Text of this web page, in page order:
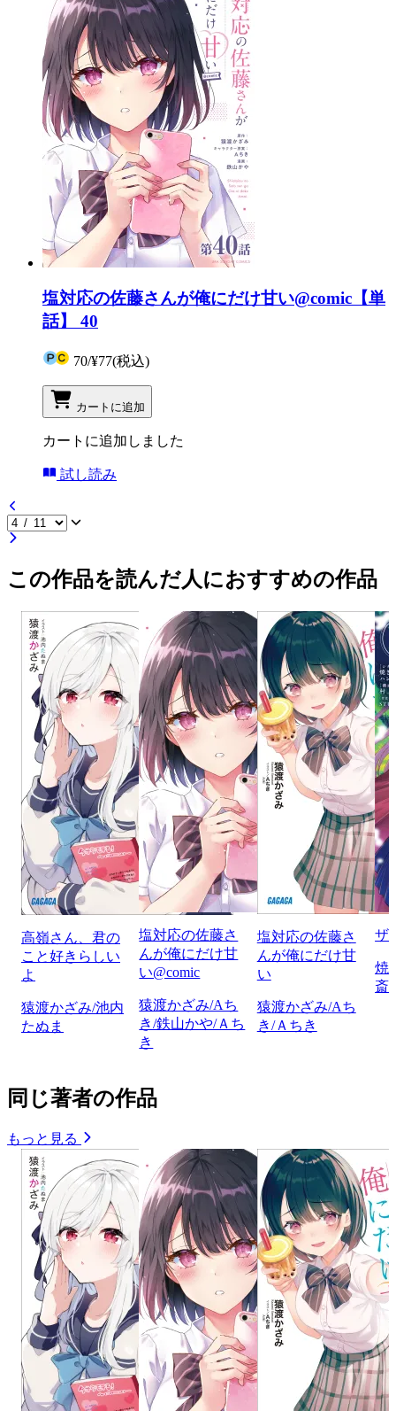
塩対応の佐藤さんが俺にだけ甘い@comic【単
話】 40
70/¥77(税込)
カートに追加
カートに追加しました
試し読み
この作品を読んだ人におすすめの作品
高嶺さん、君の
こと好きらしい
よ
猿渡かざみ/池内
たぬま
塩対応の佐藤さ
んが俺にだけ甘
い@comic
猿渡かざみ/Aち
き/鉄山かや/Ａち
き
塩対応の佐藤さ
んが俺にだけ甘
い
猿渡かざみ/Aち
き/Ａちき
ザ
焼
斎
同じ著者の作品
もっと見る